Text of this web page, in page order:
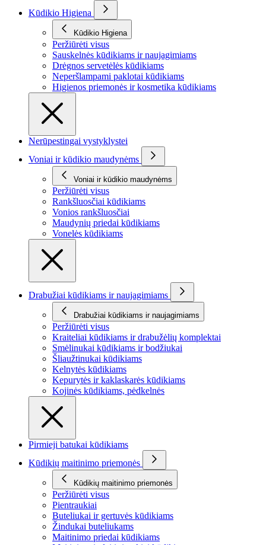
Kūdikio Higiena
Kūdikio Higiena
Peržiūrėti visus
Sauskelnės kūdikiams ir naujagimiams
Drėgnos servetėlės kūdikiams
Neperšlampami paklotai kūdikiams
Higienos priemonės ir kosmetika kūdikiams
Nerūpestingai vystyklystei
Voniai ir kūdikio maudynėms
Voniai ir kūdikio maudynėms
Peržiūrėti visus
Rankšluosčiai kūdikiams
Vonios rankšluosčiai
Maudynių priedai kūdikiams
Vonelės kūdikiams
Drabužiai kūdikiams ir naujagimiams
Drabužiai kūdikiams ir naujagimiams
Peržiūrėti visus
Kraiteliai kūdikiams ir drabužėlių komplektai
Smėlinukai kūdikiams ir bodžiukai
Šliaužtinukai kūdikiams
Kelnytės kūdikiams
Kepurytės ir kaklaskarės kūdikiams
Kojinės kūdikiams, pėdkelnės
Pirmieji batukai kūdikiams
Kūdikių maitinimo priemonės
Kūdikių maitinimo priemonės
Peržiūrėti visus
Pientraukiai
Buteliukai ir gertuvės kūdikiams
Žindukai buteliukams
Maitinimo priedai kūdikiams